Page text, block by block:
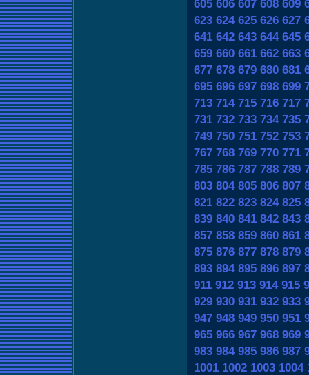
605 606 607 608 609
623 624 625 626 627
641 642 643 644 645
659 660 661 662 663
677 678 679 680 681
695 696 697 698 699
713 714 715 716 717
731 732 733 734 735
749 750 751 752 753
767 768 769 770 771
785 786 787 788 789
803 804 805 806 807
821 822 823 824 825
839 840 841 842 843
857 858 859 860 861
875 876 877 878 879
893 894 895 896 897
911 912 913 914 915
929 930 931 932 933
947 948 949 950 951
965 966 967 968 969
983 984 985 986 987
1001 1002 1003 1004